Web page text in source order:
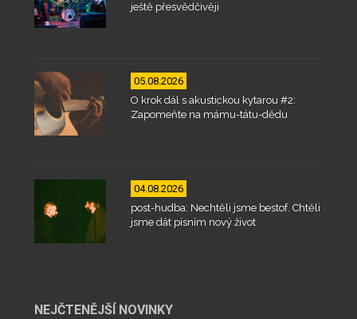
ještě přesvědčivěji
05.08.2026
O krok dál s akustickou kytarou #2:
Zapomeňte na mámu-tátu-dědu
04.08.2026
post-hudba: Nechtěli jsme bestof. Chtěli
jsme dát písním nový život
NEJČTENĚJŠÍ NOVINKY